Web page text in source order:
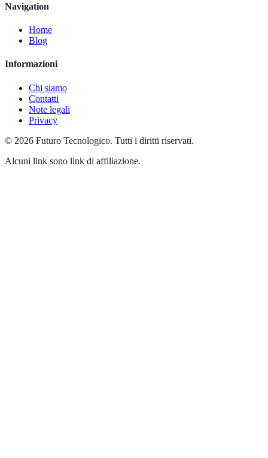
Navigation
Home
Blog
Informazioni
Chi siamo
Contatti
Note legali
Privacy
© 2026 Futuro Tecnologico. Tutti i diritti riservati.
Alcuni link sono link di affiliazione.